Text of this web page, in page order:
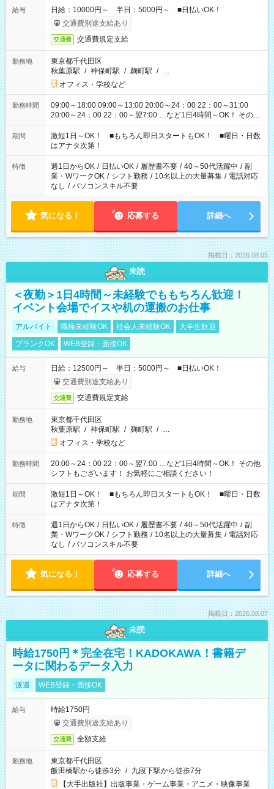
給与
日給：10000円～ 半日：5000円～ ■日払いOK！
交通費別途支給あり
交通費 交通費規定支給
勤務地
東京都千代田区
秋葉原駅 / 神保町駅 / 麹町駅 / …
オフィス・学校など
勤務時間
09:00～18:00 09:00～13:00 20:00～24：00 22：00～31:00
20:00～24：00 22：00～翌7:00 …など1日4時間～OK！ その他
シフトもございます！ お気軽にご相談ください！
期間
激短1日～OK！ ■もちろん即日スタートもOK！ ■曜日・日数
はアナタ次第！
特徴 週1日からOK / 日払いOK / 履歴書不要 / 40～50代活躍中 / 副
業・WワークOK / シフト勤務 / 10名以上の大量募集 / 電話対応
なし / パソコンスキル不要
気になる！ 応募する 詳細へ
掲載日：2026.08.05
未読
＜夜勤＞1日4時間～未経験でももちろん歓迎！
イベント会場でイスや机の運搬のお仕事
アルバイト 職種未経験OK 社会人未経験OK
大学生歓迎
ブランクOK
WEB登録・面接OK
給与
日給：12500円～ 半日：5000円～ ■日払いOK！
交通費別途支給あり
交通費 交通費規定支給
勤務地
東京都千代田区
秋葉原駅 / 神保町駅 / 麹町駅 / …
オフィス・学校など
勤務時間
20:00～24：00 22：00～翌7:00 …など1日4時間～OK！ その他
シフトもございます！ お気軽にご相談ください！
期間
激短1日～OK！ ■もちろん即日スタートもOK！ ■曜日・日数
はアナタ次第！
特徴 週1日からOK / 日払いOK / 履歴書不要 / 40～50代活躍中 / 副
業・WワークOK / シフト勤務 / 10名以上の大量募集 / 電話対応
なし / パソコンスキル不要
気になる！ 応募する 詳細へ
掲載日：2026.08.07
未読
時給1750円＊完全在宅！KADOKAWA！書籍デ
ータに関わるデータ入力
派遣 WEB登録・面接OK
給与
時給1750円
交通費別途支給あり
交通費 全額支給
勤務地
東京都千代田区
飯田橋駅から徒歩3分 / 九段下駅から徒歩7分
【大手出版社】出版事業・ゲーム事業・アニメ・映像事業